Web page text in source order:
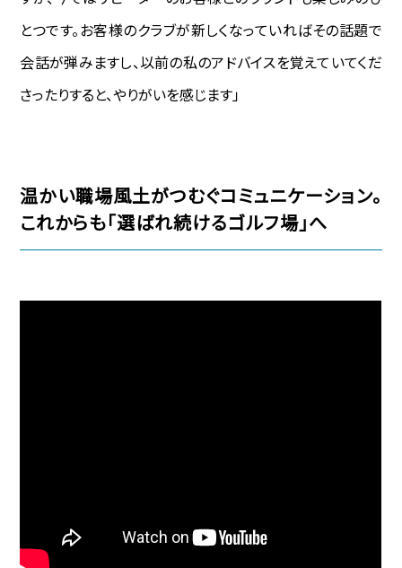
とつです。お客様のクラブが新しくなっていればその話題で
会話が弾みますし、以前の私のアドバイスを覚えていてくだ
さったりすると、やりがいを感じます」
温かい職場風土がつむぐコミュニケーション。
これからも「選ばれ続けるゴルフ場」へ